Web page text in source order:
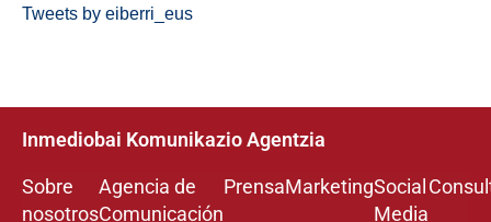
Tweets by eiberri_eus
Inmediobai Komunikazio Agentzia
Sobre
nosotros
Agencia de
Comunicación
PrensaMarketingSocial
Media